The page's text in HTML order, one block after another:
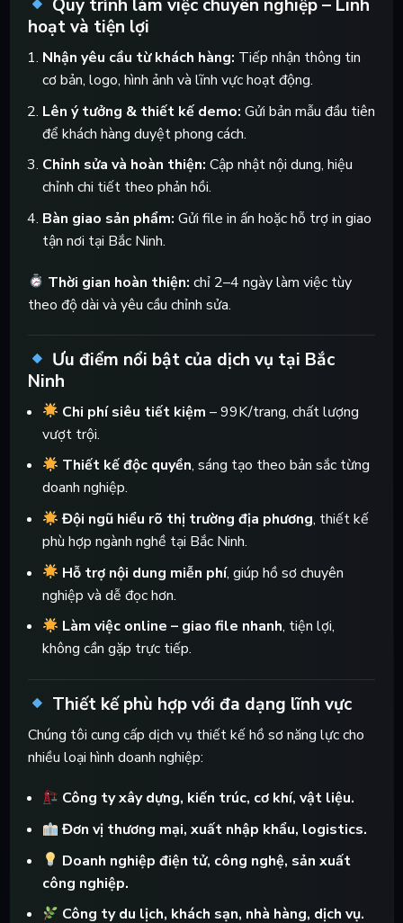
Quy trình làm việc chuyên nghiệp – Linh
hoạt và tiện lợi
Nhận yêu cầu từ khách hàng: Tiếp nhận thông tin
cơ bản, logo, hình ảnh và lĩnh vực hoạt động.
Lên ý tưởng & thiết kế demo: Gửi bản mẫu đầu tiên
để khách hàng duyệt phong cách.
Chỉnh sửa và hoàn thiện: Cập nhật nội dung, hiệu
chỉnh chi tiết theo phản hồi.
Bàn giao sản phẩm: Gửi file in ấn hoặc hỗ trợ in giao
tận nơi tại Bắc Ninh.
Thời gian hoàn thiện: chỉ 2–4 ngày làm việc tùy
theo độ dài và yêu cầu chỉnh sửa.
Ưu điểm nổi bật của dịch vụ tại Bắc
Ninh
Chi phí siêu tiết kiệm – 99K/trang, chất lượng
vượt trội.
Thiết kế độc quyền, sáng tạo theo bản sắc từng
doanh nghiệp.
Đội ngũ hiểu rõ thị trường địa phương, thiết kế
phù hợp ngành nghề tại Bắc Ninh.
Hỗ trợ nội dung miễn phí, giúp hồ sơ chuyên
nghiệp và dễ đọc hơn.
Làm việc online – giao file nhanh, tiện lợi,
không cần gặp trực tiếp.
Thiết kế phù hợp với đa dạng lĩnh vực
Chúng tôi cung cấp dịch vụ thiết kế hồ sơ năng lực cho
nhiều loại hình doanh nghiệp:
Công ty xây dựng, kiến trúc, cơ khí, vật liệu.
Đơn vị thương mại, xuất nhập khẩu, logistics.
Doanh nghiệp điện tử, công nghệ, sản xuất
công nghiệp.
Công ty du lịch, khách sạn, nhà hàng, dịch vụ.